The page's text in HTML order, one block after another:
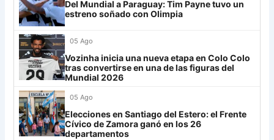
Grupo H
IDV
Rosario Central
UCV FC
Del Mundial a Paraguay: Tim Payne tuvo un
estreno soñado con Olimpia
05 Ago
Vozinha inicia una nueva etapa en Colo Colo
tras convertirse en una de las figuras del
Mundial 2026
05 Ago
Elecciones en Santiago del Estero: el Frente
Cívico de Zamora ganó en los 26
departamentos